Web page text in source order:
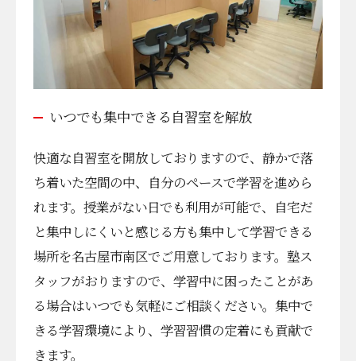
いつでも集中できる自習室を解放
快適な自習室を開放しておりますので、静かで落
ち着いた空間の中、自分のペースで学習を進めら
れます。授業がない日でも利用が可能で、自宅だ
と集中しにくいと感じる方も集中して学習できる
場所を名古屋市南区でご用意しております。塾ス
タッフがおりますので、学習中に困ったことがあ
る場合はいつでも気軽にご相談ください。集中で
きる学習環境により、学習習慣の定着にも貢献で
きます。